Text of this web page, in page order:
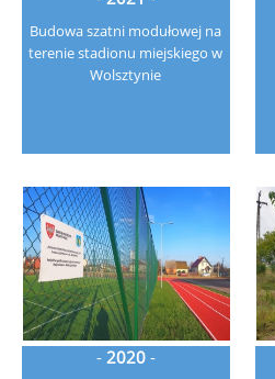
Budowa szatni modułowej na
terenie stadionu miejskiego w
Wolsztynie
- 2020 -